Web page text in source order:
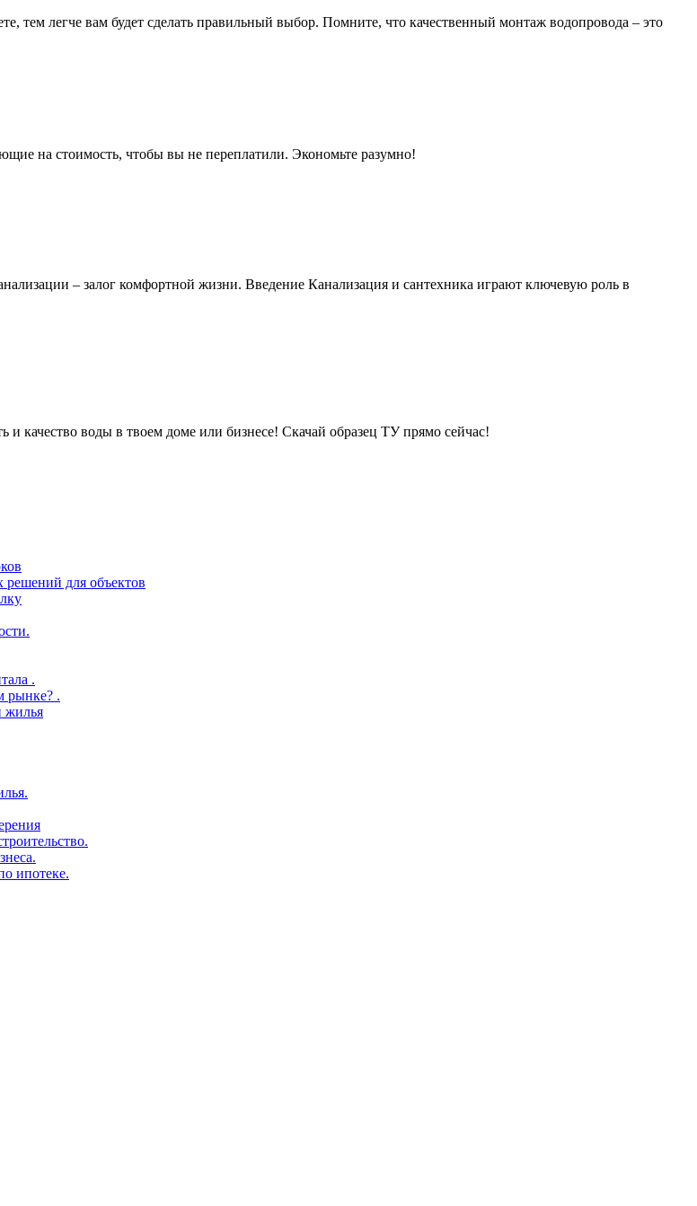
тем легче вам будет сделать правильный выбор. Помните, что качественный монтаж водопровода – это
на стоимость, чтобы вы не переплатили. Экономьте разумно!
– залог комфортной жизни. Введение Канализация и сантехника играют ключевую роль в
качество воды в твоем доме или бизнесе! Скачай образец ТУ прямо сейчас!
решений для объектов
.
рынке? .
жилья
ипотеке.